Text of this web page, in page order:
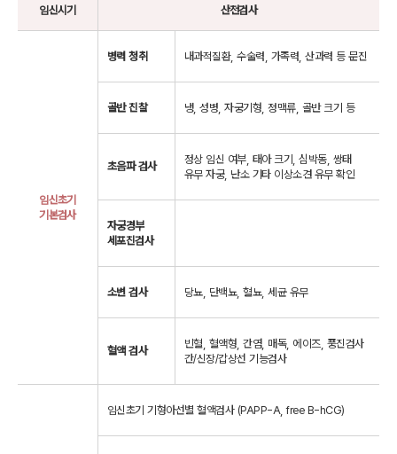
임신시기 산전검사
임신초기
기본검사
병력 청취 내과적질환, 수술력, 가족력, 산과력 등 문진
골반 진찰 냉, 성병, 자궁기형, 정맥류, 골반 크기 등
초음파 검사
정상 임신 여부, 태아 크기, 심박동, 쌍태
유무 자궁, 난소 기타 이상소견 유무 확인
자궁경부
세포진검사
소변 검사 당뇨, 단백뇨, 혈뇨, 세균 유무
혈액 검사
빈혈, 혈액형, 간염, 매독, 에이즈, 풍진검사
간/신장/갑상선 기능검사
임신초기 기형아선별 혈액검사 (PAPP-A, free B-hCG)